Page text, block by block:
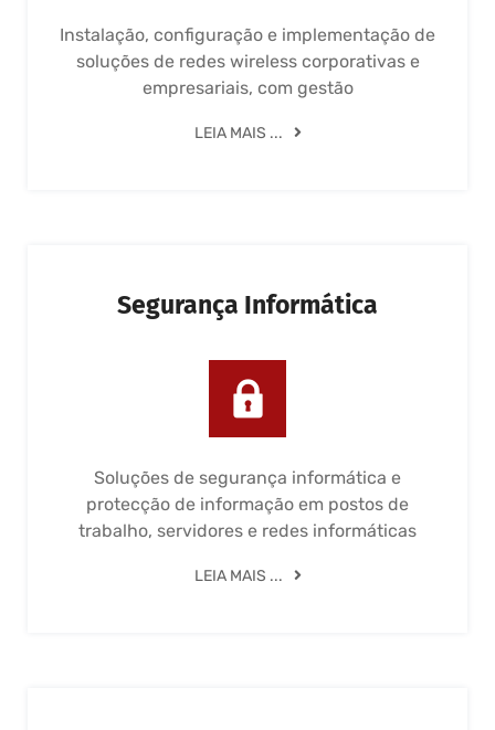
Instalação, configuração e implementação de
soluções de redes wireless corporativas e
empresariais, com gestão
LEIA MAIS ...
Segurança Informática
Soluções de segurança informática e
protecção de informação em postos de
trabalho, servidores e redes informáticas
LEIA MAIS ...